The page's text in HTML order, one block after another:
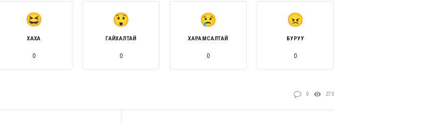
ХАХА
0
ГАЙХАЛТАЙ
0
ХАРАМСАЛТАЙ
0
БУРУУ
0
0 273